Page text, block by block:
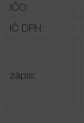
Produkty
Kontakt
IČO:
IČ DPH:
zápis: